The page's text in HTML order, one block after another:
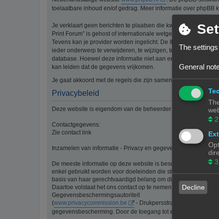
toelaatbare inhoud en/of gedrag. Meer informatie over phpBB
Je verklaart geen berichten te plaatsen die kwetsend,
Print Forum” is gehost of internationale wetgeving kunnen
Tevens kan je provider worden ingelicht. De IP-adressen van
ieder onderwerp te verwijderen, te wijzigen, te sluiten of te
database. Hoewel deze informatie niet aan een derde partij
kan leiden dat de gegevens vrijkomen.
Je gaat akkoord met de regels die zijn samengesteld door de
Privacybeleid
Deze website is eigendom van de beheerder van
Contactgegevens:
Zie contact link
Inzamelen van informatie - Privacy en gegevensbescherming
De meeste informatie op deze website is beschikbaar zonder
enkel gebruikt worden voor doeleinden die strikt aansluiten
basis van haar gerechtvaardigd belang om diensten te
Daartoe volstaat het ons contact op te nemen via de contact
Gegevensbeschermingsautoriteit
(www.privacycommission.be
- Drukpersstraat 35 te 1000
gegevensbescherming. Door de toegang tot en het gebruik
The
General
2
3
Decline